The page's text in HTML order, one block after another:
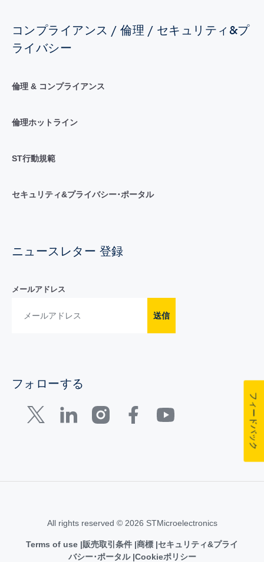
コンプライアンス / 倫理 / セキュリティ&プ
ライバシー
倫理 & コンプライアンス
倫理ホットライン
ST行動規範
セキュリティ&プライバシー･ポータル
ニュースレター 登録
メールアドレス
送信
フォローする
All rights reserved © 2026 STMicroelectronics
Terms of use 販売取引条件 商標 セキュリティ&プライ
バシー･ポータル Cookieポリシー
フィードバック